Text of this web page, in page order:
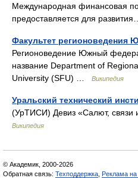
Международная финансовая
предоставляется для
Факультет регионоведения
Регионоведение Южный
название Department of
University (SFU) …
Википедия
Уральский технический
(УрТИСИ) Девиз «Салют, связи
Википедия
© Академик, 2000-2026
Обратная связь: Техподдержка Реклама на